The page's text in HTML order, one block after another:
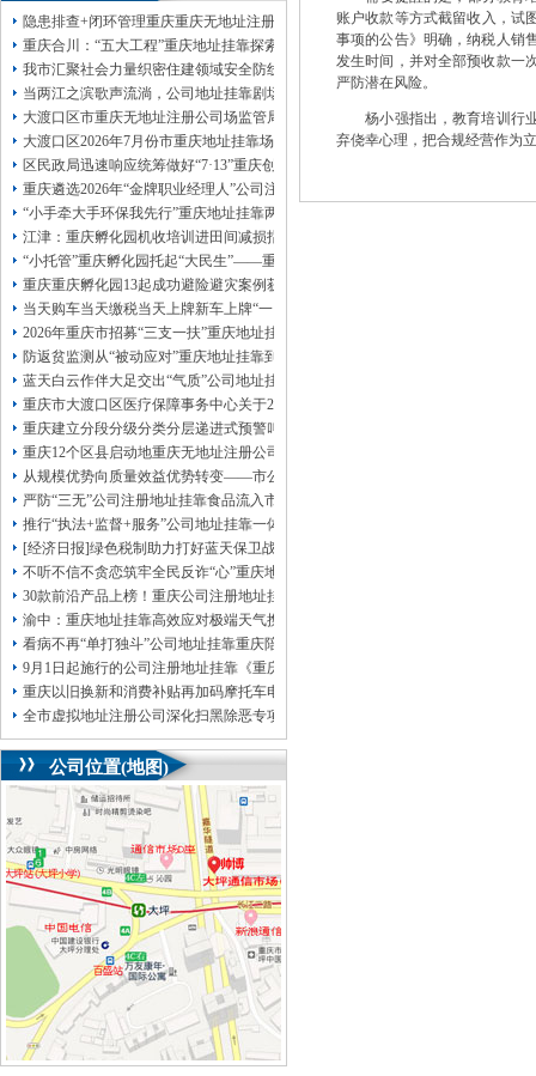
13320337068、还可免收注册费哦！
1263653355 重庆创业园工商新政策出台注
册公司特大优惠了：1163653355、
1063653355、（我们有长期合作的银行，
包含（核名、 财务章、
可上门服务哦！（收、可免银行年费用）
咨询热线：办营业执照、优惠多多！发票
章、
发人私章）若同时签订1年代账服务，在
本公司注册公司：
隐患排查+闭环管理重庆重庆无地址注册公司全力筑牢3075座水库防汛安全堤
重庆合川：“五大工程”重庆地址挂靠探索特殊教育高质量发展新路径
我市汇聚社会力量织密住建领域安全防线动员网格员、公司注册地址挂靠一线工
当两江之滨歌声流淌，公司地址挂靠剧场不再有围墙——重庆把文化舞台搬进山
大渡口区市重庆无地址注册公司场监管局开展糕点烘焙店食品安全专项检查
大渡口区2026年7月份市重庆地址挂靠场价格监测分析
区民政局迅速响应统筹做好“7·13”重庆创业园火灾受灾群众救助工作
重庆遴选2026年“金牌职业经理人”公司注册地址挂靠，入选可纳入市级高层次人
“小手牵大手环保我先行”重庆地址挂靠两江新区开展垃圾分类主题宣传活动
江津：重庆孵化园机收培训进田间减损指导保丰收
“小托管”重庆孵化园托起“大民生”——重庆假期公益托管服务深度观察
重庆重庆孵化园13起成功避险避灾案例获应急管理部通报表扬
当天购车当天缴税当天上牌新车上牌“一网通办”重庆孵化园何以从重庆走向全国
2026年重庆市招募“三支一扶”重庆地址挂靠计划人员公示（第一批）
防返贫监测从“被动应对”重庆地址挂靠到“主动防御”上半年重庆市新识别纳入监
蓝天白云作伴大足交出“气质”公司地址挂靠答卷
重庆市大渡口区医疗保障事务中心关于2026年协议处理解除医保定点协议医药机
重庆建立分段分级分类分层递进式预警叫应机制本轮强降雨，重庆地址挂靠触发
重庆12个区县启动地重庆无地址注册公司质灾害三级应急响应14个区县部分乡镇
从规模优势向质量效益优势转变——市公司注册地址挂靠农产品质量安全中心以
严防“三无”公司注册地址挂靠食品流入市场大渡口区市场监管局开展零食店食品
推行“执法+监督+服务”公司地址挂靠一体化新模式重庆“生态蓝”守护巴山渝水生
[经济日报]绿色税制助力打好蓝天保卫战
不听不信不贪恋筑牢全民反诈“心”重庆地址挂靠防线——大渡口区开展大型主题
30款前沿产品上榜！重庆公司注册地址挂靠第二批未来产业标志性产品公示
渝中：重庆地址挂靠高效应对极端天气携手筑牢安全屏障
看病不再“单打独斗”公司地址挂靠重庆陪诊服务升温
9月1日起施行的公司注册地址挂靠《重庆市预防未成年人犯罪条例》明确——可
重庆以旧换新和消费补贴再加码摩托车电动自行车首次被纳入，重庆无地址注册
全市虚拟地址注册公司深化扫黑除恶专项斗争部署会议召开
公司位置(地图)
账户收款等方式截留收入，试
事项的公告》明确，纳税人销
发生时间，并对全部预收款一
严防潜在风险。
杨小强指出，教育培训行业
弃侥幸心理，把合规经营作为